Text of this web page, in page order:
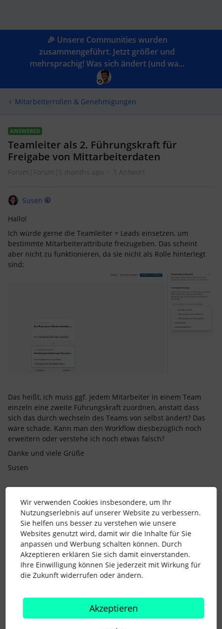
🎉 Unsere Communities wurden
zusammengeführt. Jetzt größer und
mehrsprachig! Was sich ändert (und wa...
Mitarbeiterrollen & Genehmigungen
ANSWERED
Teamleiter als 2. Führungskraft für
Freigabe von Mittarbeiterdaten
Forum|Forum|5 months ago 1 Antwort
Susen
Hallo!
Ich würde gerne die Teamleiter = Leads einsetzen, um
bestimmte Mitarbeiterattribute freizugeben. Das scheint
aber nicht zu funktionieren, da sie nicht als Rolle hinterlegt
sind:
Das heißt, ich muss ggf. jedem Mitarbeiter in einem Team
einzeln eine zweite Führungskraft zuordnen, anstatt dass
sich das durch wechseln des Teams von selbst ändert? Das
wäre schade. Kann man den Workflow diesbezüglich noch
erweitern oder verstehe ich noch etwas falsch?
Danke und viele Grüße
Susen
Beste Antwort vonAdvaita
Hallo ​@Susen,
Entschuldige falls ich Dich falsch
verstanden habe, aber wäre es nicht eine
Möglichkeit eine Rolle für diese
Teamleiter/Leads zu erstellen. Dann
könntest Du diese auch ganz einfach als
verstanden?
Liebe Grüße 🌻
Wir verwenden Cookies insbesondere, um Ihr
Nutzungserlebnis auf unserer Website zu verbessern.
Sie helfen uns besser zu verstehen wie unsere
Websites genutzt wird, damit wir die Inhalte für Sie
anpassen und Werbung schalten können. Durch
Akzeptieren erklären Sie sich damit einverstanden.
Ihre Einwilligung können Sie jederzeit mit Wirkung für
die Zukunft widerrufen oder ändern.
Akzeptieren